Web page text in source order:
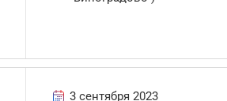
3 сентября 2023